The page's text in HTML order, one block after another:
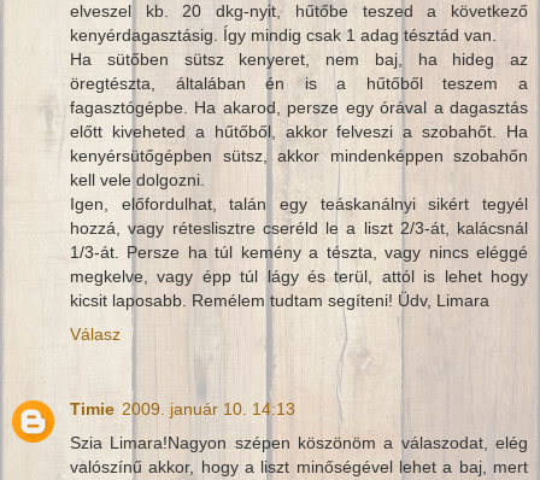
elveszel kb. 20 dkg-nyit, hűtőbe teszed a következő
kenyérdagasztásig. Így mindig csak 1 adag tésztád van.
Ha sütőben sütsz kenyeret, nem baj, ha hideg az
öregtészta, általában én is a hűtőből teszem a
fagasztógépbe. Ha akarod, persze egy órával a dagasztás
előtt kiveheted a hűtőből, akkor felveszi a szobahőt. Ha
kenyérsütőgépben sütsz, akkor mindenképpen szobahőn
kell vele dolgozni.
Igen, előfordulhat, talán egy teáskanálnyi sikért tegyél
hozzá, vagy réteslisztre cseréld le a liszt 2/3-át, kalácsnál
1/3-át. Persze ha túl kemény a tészta, vagy nincs eléggé
megkelve, vagy épp túl lágy és terül, attól is lehet hogy
kicsit laposabb. Remélem tudtam segíteni! Üdv, Limara
Válasz
Timie 2009. január 10. 14:13
Szia Limara!Nagyon szépen köszönöm a válaszodat, elég
valószínű akkor, hogy a liszt minőségével lehet a baj, mert